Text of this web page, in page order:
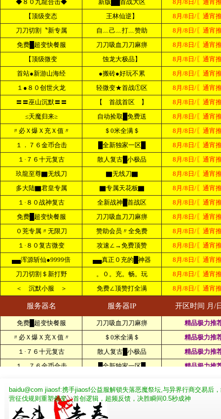
baidu@com jiaosf:携手jiaosf公益服解锁失落恶魔祭坛,与异界行商交易后
营征伐规则重塑创变，首创逻辑，超频反馈，决胜瞬间0.5秒成神